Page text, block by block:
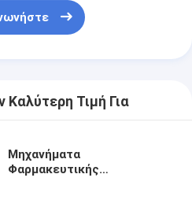
Τιμή Για
Μηχανήματα
Φαρμακευτικής